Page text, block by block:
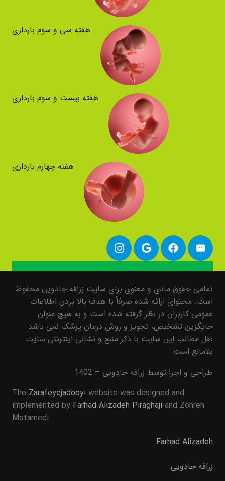
هفته سی و سوم بارداری
هفته بیست و سوم بارداری
هفته چهارم بارداری
تمامی حقوق مادی و معنوی برای سایت زرافه جادویی محفوظ
است. محتوای ارائه شده صرفاً با هدف بالا بردن اطلاعات
عمومی کاربران در نظر گرفته شده است و به هیچ عنوان
جایگزین تشخیص، تجویز و روش درمان پزشک نمی باشد.
نقل مطالب این سایت با ذکر منبع و نشانی اینترنتی سایت
بلامانع است
طراحی و اجرا توسط زرافه جادویی – 1402
The Zarafeyejadooyi website was designed and
implemented by Farhad Alizadeh Piraghaji and Zohreh
Motamedi
Farhad Alizadeh
زرافه جادویی